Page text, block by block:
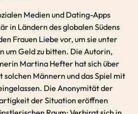
Medien und Dating-Apps
in Ländern des globalen Südens
Frauen Liebe vor, um sie unter
um Geld zu bitten. Die Autorin,
Martina Hefter hat sich über
solchen Männern und das Spiel mit
Die Anonymität der
der Situation eröffnen